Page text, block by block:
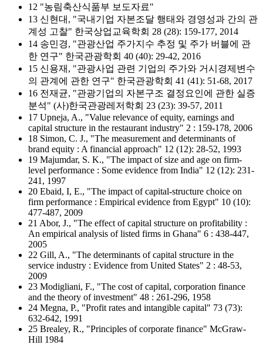
12 "농림축산식품부 보도자료"
13 신현대, "국내기업 자본조달 행태와 경영성과 간의 관
계성 고찰" 한국상업교육학회 28 (28): 159-177, 2014
14 송민경, "관광산업 주가지수 추정 및 주가 버블에 관
한 연구" 한국관광학회 40 (40): 29-42, 2016
15 신용재, "관광사업 관련 기업의 주가와 거시경제변수
의 관계에 관한 연구" 한국관광학회 41 (41): 51-68, 2017
16 전재균, "관광기업의 자본구조 결정요인에 관한 실증
분석" (사)한국관광레저학회 23 (23): 39-57, 2011
17 Upneja, A., "Value relevance of equity, earnings and
capital structure in the restaurant industry" 2 : 159-178, 2006
18 Simon, C. J., "The measurement and determinants of
brand equity : A financial approach" 12 (12): 28-52, 1993
19 Majumdar, S. K., "The impact of size and age on firm-
level performance : Some evidence from India" 12 (12): 231-
241, 1997
20 Ebaid, I, E., "The impact of capital‐structure choice on
firm performance : Empirical evidence from Egypt" 10 (10):
477-487, 2009
21 Abor, J., "The effect of capital structure on profitability :
An empirical analysis of listed firms in Ghana" 6 : 438-447,
2005
22 Gill, A., "The determinants of capital structure in the
service industry : Evidence from United States" 2 : 48-53,
2009
23 Modigliani, F., "The cost of capital, corporation finance
and the theory of investment" 48 : 261-296, 1958
24 Megna, P., "Profit rates and intangible capital" 73 (73):
632-642, 1991
25 Brealey, R., "Principles of corporate finance" McGraw-
Hill 1984